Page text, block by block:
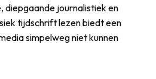
journalistiek en
tijdschrift lezen biedt een
simpelweg niet kunnen